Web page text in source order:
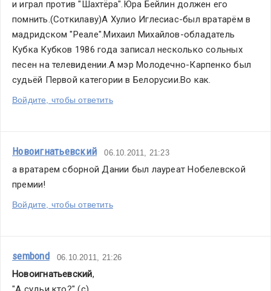
и играл против "Шахтёра".Юра Бейлин должен его
помнить.(Соткилаву)А Хулио Иглесиас-был вратарём в
мадридском "Реале".Михаил Михайлов-обладатель
Кубка Кубков 1986 года записал несколько сольных
песен на телевидении.А мэр Молодечно-Карпенко был
судьёй Первой категории в Белорусии.Во как.
Войдите, чтобы ответить
Новоигнатьевский 06.10.2011, 21:23
а вратарем сборной Дании был лауреат Нобелевской
премии!
Войдите, чтобы ответить
sembond 06.10.2011, 21:26
Новоигнатьевский,